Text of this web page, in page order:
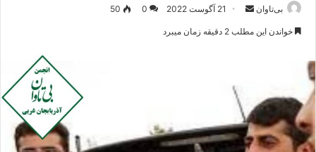
بی‌تاوان
ر
ی
م
ی
21 آگوست 2022 0
50
خواندن این مطلب 2 دقیقه زمان میبرد